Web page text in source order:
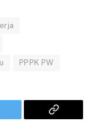
PPPK PW
Copy